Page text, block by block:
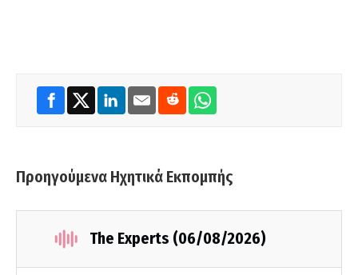
Προηγούμενα Ηχητικά Εκπομπής
The Experts (06/08/2026)